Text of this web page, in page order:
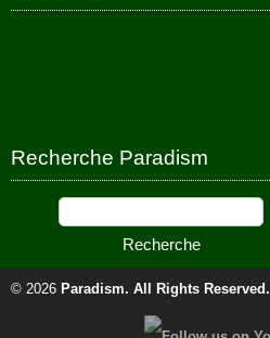
Recherche Paradism
© 2026 Paradism. All Rights Reserved.